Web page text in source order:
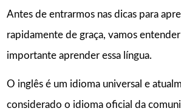
Antes de entrarmos nas dicas para
rapidamente de graça, vamos
importante aprender essa língua.
O inglês é um idioma universal e
considerado o idioma oficial da